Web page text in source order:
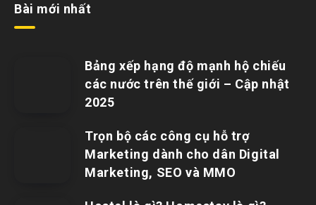
Bài mới nhất
Bảng xếp hạng độ mạnh hộ chiếu
các nước trên thế giới – Cập nhật
2025
Trọn bộ các công cụ hỗ trợ
Marketing dành cho dân Digital
Marketing, SEO và MMO